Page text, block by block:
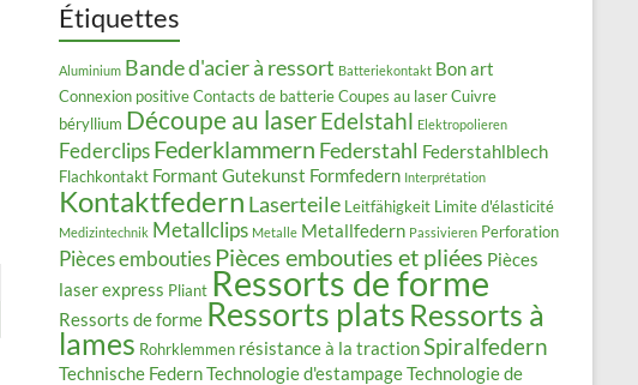
Étiquettes
Aluminium Bande d'acier à ressort Batteriekontakt Bon art
Connexion positiveContacts de batterieCoupes au laserCuivre
béryllium Découpe au laserEdelstahl Elektropolieren
FederclipsFederklammern Federstahl Federstahlblech
Flachkontakt Formant Gutekunst Formfedern Interprétation
Kontaktfedern Laserteile Leitfähigkeit Limite d'élasticité
Medizintechnik Metallclips Metalle Metallfedern Passivieren Perforation
Pièces embouties Pièces embouties et pliées Pièces
laser express Pliant Ressorts de forme
Ressorts de forme Ressorts plats Ressorts à
lames Rohrklemmen résistance à la tractionSpiralfedern
Technische FedernTechnologie d'estampageTechnologie de